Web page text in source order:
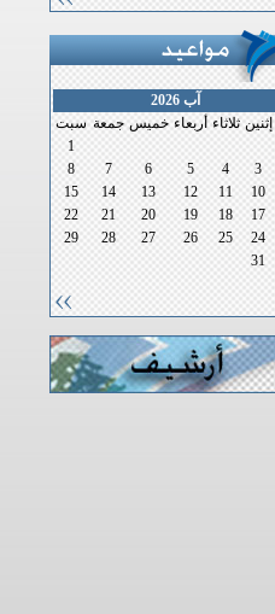
آب 2026
إثنين ثلاثاء أربعاء خميس جمعة سبت
1
3
4
5
6
7
8
10
11
12
13
14
15
17
18
19
20
21
22
24
25
26
27
28
29
31